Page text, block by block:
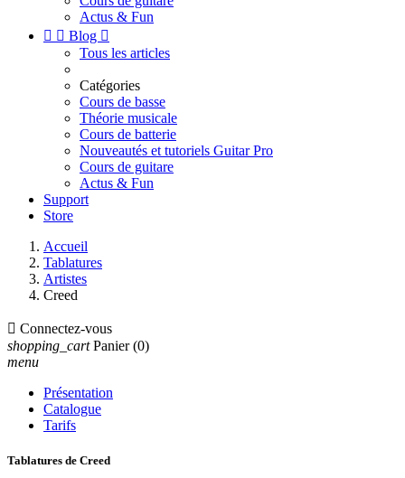
Actus & Fun
  Blog 
Tous les articles
Catégories
Cours de basse
Théorie musicale
Cours de batterie
Nouveautés et tutoriels Guitar Pro
Cours de guitare
Actus & Fun
Support
Store
Accueil
Tablatures
Artistes
Creed
 Connectez-vous
shopping_cart Panier (0)
menu
Présentation
Catalogue
Tarifs
Tablatures de Creed